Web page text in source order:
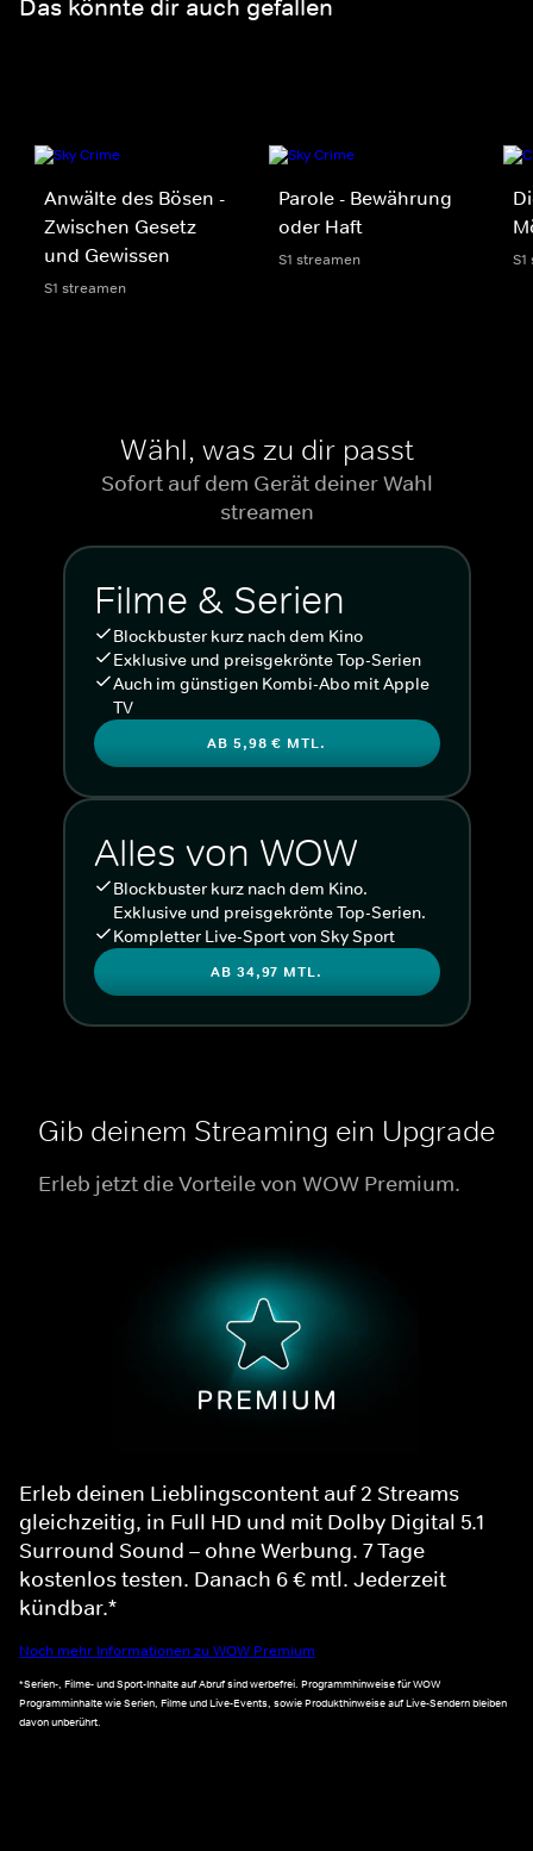
Das könnte dir auch gefallen
Anwälte des Bösen -
Zwischen Gesetz
und Gewissen
S1 streamen
Parole - Bewährung
oder Haft
S1 streamen
Wähl, was zu dir passt
Sofort auf dem Gerät deiner Wahl
streamen
Filme & Serien
Blockbuster kurz nach dem Kino
Exklusive und preisgekrönte Top-Serien
Auch im günstigen Kombi-Abo mit Apple
TV
AB 5,98 € MTL.
Alles von WOW
Blockbuster kurz nach dem Kino.
Exklusive und preisgekrönte Top-Serien.
Kompletter Live-Sport von Sky Sport
AB 34,97 MTL.
Gib deinem Streaming ein Upgrade
Erleb jetzt die Vorteile von WOW Premium.
Erleb deinen Lieblingscontent auf 2 Streams
gleichzeitig, in Full HD und mit Dolby Digital 5.1
Surround Sound – ohne Werbung. 7 Tage
kostenlos testen. Danach 6 € mtl. Jederzeit
kündbar.*
Noch mehr Informationen zu WOW Premium
*Serien-, Filme- und Sport-Inhalte auf Abruf sind werbefrei. Programmhinweise für WOW
Programminhalte wie Serien, Filme und Live-Events, sowie Produkthinweise auf Live-Sendern bleiben
davon unberührt.